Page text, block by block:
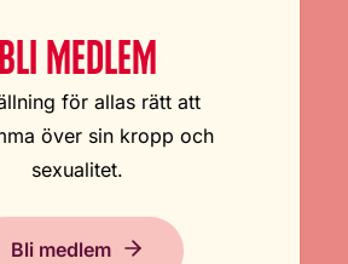
BLI MEDLEM
för allas rätt att
över sin kropp och
sexualitet.
Bli medlem